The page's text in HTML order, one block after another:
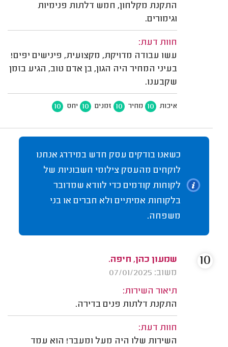
התקנת מקלחון, חמש דלתות פנימיות
וגימורים.
חוות דעת:
עשו עבודה מדויקת, מקצועית, פינישים יפים!
בעיני המחיר היה הגון, בן אדם טוב, הגיע בזמן
שקבענו.
איכות 10 מחיר 10 זמנים 10 יחס 10
כשאנו בודקים עסק חדש במידרג אנחנו
לוקחים מהעסק צילומי חשבוניות של
לקוחות קודמים כדי לוודא שמדובר
בלקוחות אמיתיים ולא חברים או בני
משפחה.
שמעון כהן, חיפה.
משוב: 07/01/2025
תיאור השירות:
התקנת דלתות פנים בדירה.
חוות דעת:
השירות שלו היה מעל ומעבר! הוא עמד
10